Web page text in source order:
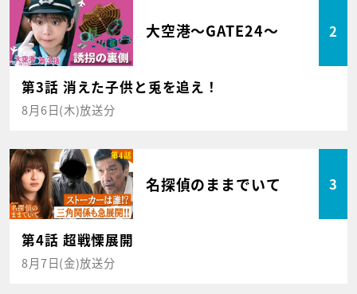
大空港～GATE24～ 2
第3話 消えた子供と兎を追え！
8月6日(木)放送分
名探偵のままでいて 3
第4話 超戦慄展開
8月7日(金)放送分